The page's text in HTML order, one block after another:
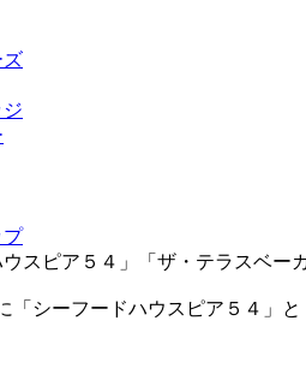
ズ
ウスピア５４」「ザ・テラスベー
「シーフードハウスピア５４」